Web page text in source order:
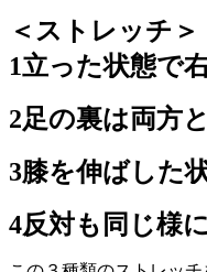
＜ストレッチ＞
1立った状態で
2足の裏は両方
3膝を伸ばした
4反対も同じ様